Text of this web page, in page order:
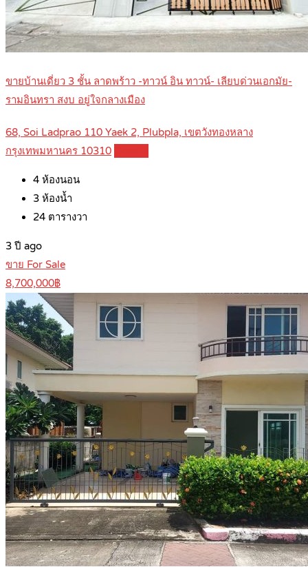
ขายบ้านเดี่ยว 3 ชั้น ลาดพร้าว -ทาวน์ อิน ทาวน์- เลียบด่วนเอกมัย-
รามอินทรา สงบ อยู่ใจกลางเมือง
68, Soi Ladprao 110 Yaek 2, Plubpla, เขตวังทองหลาง
กรุงเทพมหานคร 10310
4 ห้องนอน
3 ห้องน้ำ
24 ตารางวา
3 ปี ago
ขาย For Sale
8,700,000฿